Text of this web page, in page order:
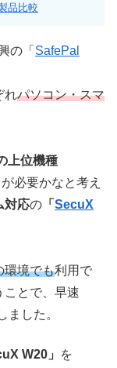
品比較
の「 SafePal
れパソコン・スマ
上位機種
必要かなと考え
対応の 「 SecuX
環境でも利用で
ことで、早速
ました。
W20」
を